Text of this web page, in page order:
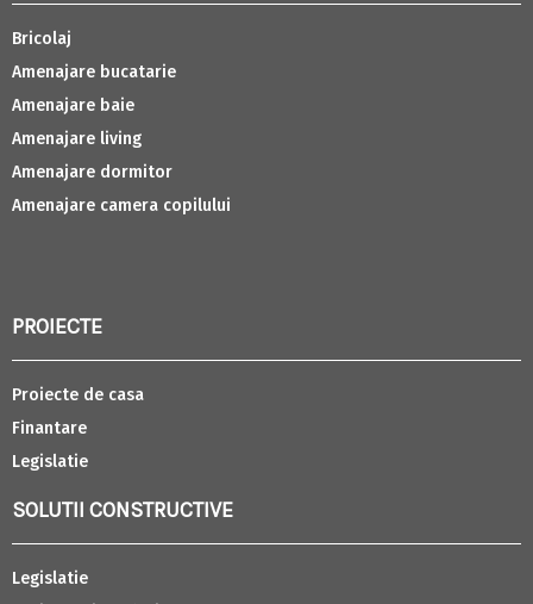
Bricolaj
Amenajare bucatarie
Amenajare baie
Amenajare living
Amenajare dormitor
Amenajare camera copilului
PROIECTE
Proiecte de casa
Finantare
Legislatie
SOLUTII CONSTRUCTIVE
Legislatie